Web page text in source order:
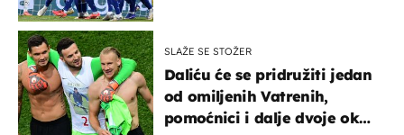
SLAŽE SE STOŽER
Daliću će se pridružiti jedan
od omiljenih Vatrenih,
pomoćnici i dalje dvoje oko